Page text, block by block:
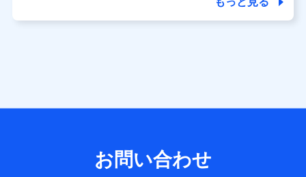
個人データは、こちら の利用目的の範囲内に限って共同利
用します。
サービス提供等を通じて取得した、以下の情報などの個人デ
お問い合わせ